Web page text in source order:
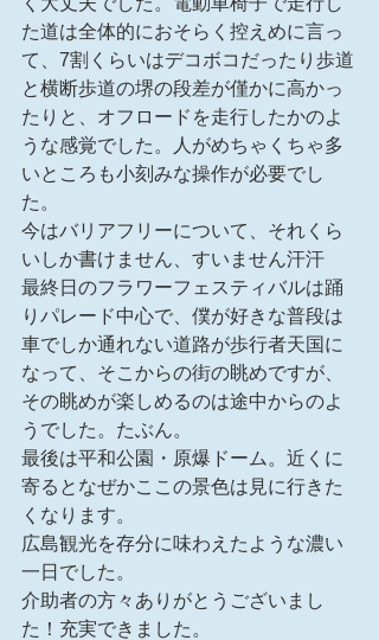
た道は全体的におそらく控えめに言っ
て、7割くらいはデコボコだったり歩道
と横断歩道の堺の段差が僅かに高かっ
たりと、オフロードを走行したかのよ
うな感覚でした。人がめちゃくちゃ多
いところも小刻みな操作が必要でし
た。
今はバリアフリーについて、それくら
いしか書けません、すいません汗汗
最終日のフラワーフェスティバルは踊
りパレード中心で、僕が好きな普段は
車でしか通れない道路が歩行者天国に
なって、そこからの街の眺めですが、
その眺めが楽しめるのは途中からのよ
うでした。たぶん。
最後は平和公園・原爆ドーム。近くに
寄るとなぜかここの景色は見に行きた
くなります。
広島観光を存分に味わえたような濃い
一日でした。
介助者の方々ありがとうございまし
た！充実できました。